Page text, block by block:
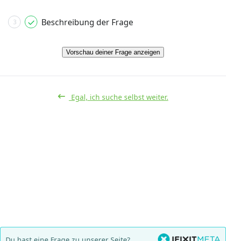
3 Beschreibung der Frage
Vorschau deiner Frage anzeigen
Egal, ich suche selbst weiter.